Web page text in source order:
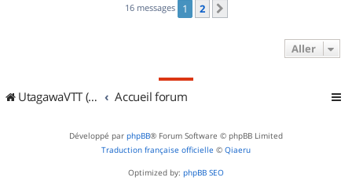
16 messages 1 2
Aller
UtagawaVTT (Randos VTT et VTTAE avec traces GPS) Accueil forum
Développé par phpBB® Forum Software © phpBB Limited
Traduction française officielle © Qiaeru
Optimized by: phpBB SEO